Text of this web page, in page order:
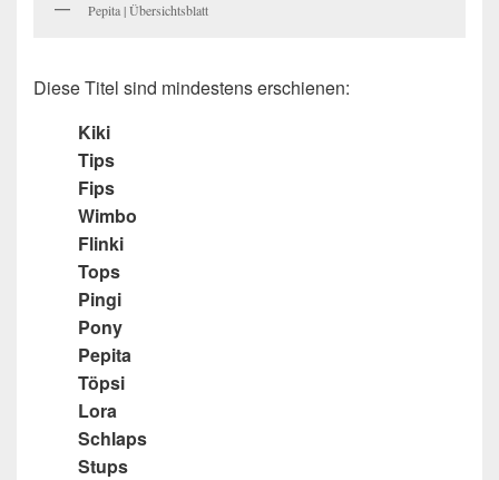
Pepita | Übersichtsblatt
Diese Titel sind mindestens erschienen:
Kiki
Tips
Fips
Wimbo
Flinki
Tops
Pingi
Pony
Pepita
Töpsi
Lora
Schlaps
Stups